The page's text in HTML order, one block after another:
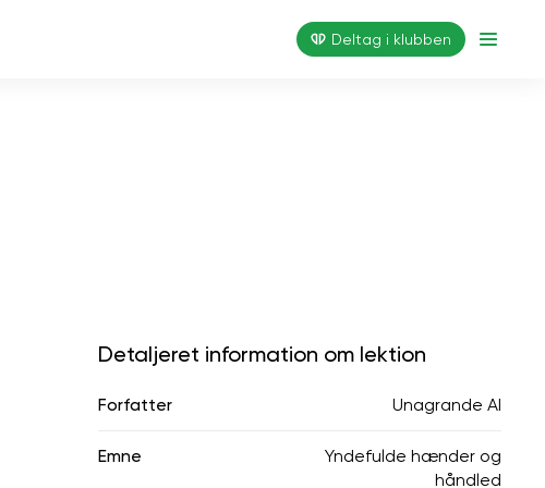
Deltag i klubben
Detaljeret information om lektion
Forfatter Unagrande AI
Emne
Yndefulde hænder og
håndled